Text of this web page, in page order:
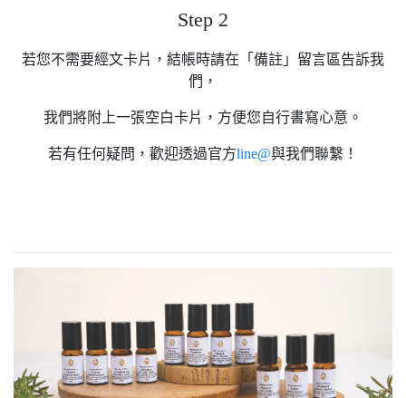
Step 2
若您不需要經文卡片，結帳時請在「備註」留言區告訴我
們，
我們將附上一張空白卡片，方便您自行書寫心意。
若有任何疑問，歡迎透過官方line@與我們聯繫！